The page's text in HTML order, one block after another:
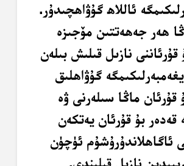
ئاللاھ گۇۋاھچىدۇر.
ھەر جەھەتتىن مۆجىزە
قۇرئاننى نازىل قىلىش بىلەن
گۇۋاھلىق
قۇرئان ماڭا سىلەرنى ۋە
قەدەر بۇ قۇرئان يەتكەن
ئاگاھلاندۇرۇشۇم ئۈچۈن
نازىل قىلىندى.